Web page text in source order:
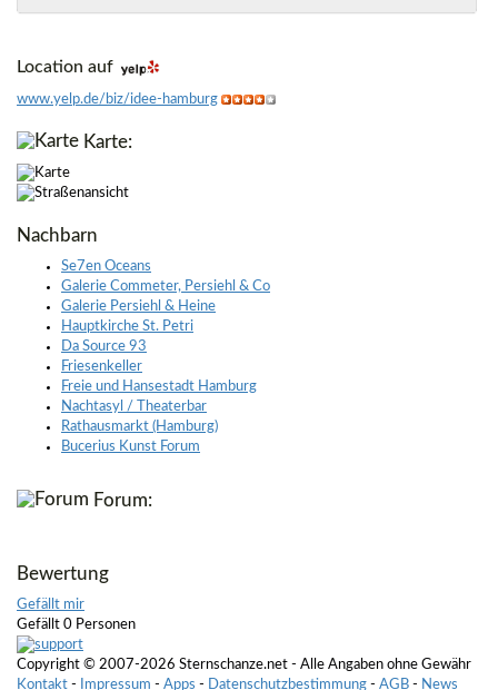
Location auf
www.yelp.de/biz/idee-hamburg
Karte:
Nachbarn
Se7en Oceans
Galerie Commeter, Persiehl & Co
Galerie Persiehl & Heine
Hauptkirche St. Petri
Da Source 93
Friesenkeller
Freie und Hansestadt Hamburg
Nachtasyl / Theaterbar
Rathausmarkt (Hamburg)
Bucerius Kunst Forum
Forum:
Bewertung
Gefällt mir
Gefällt 0 Personen
Copyright © 2007-2026 Sternschanze.net - Alle Angaben ohne Gewähr
Kontakt - Impressum - Apps - Datenschutzbestimmung - AGB - News